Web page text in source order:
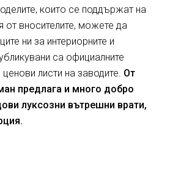
които се поддържат на
от вносителите, можете да
ни за интериорните и
са официалните
листи на заводите. От
предлага и много добро
луксозни вътрешни врати,